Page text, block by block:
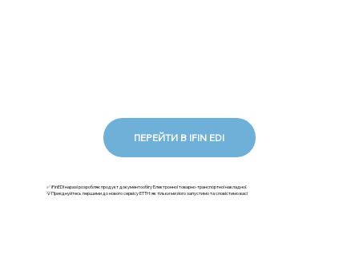
ПЕРЕЙТИ В IFIN EDI
✅ iFinEDI наразі розробляє продукт документообігу Електронної товарно-транспортної накладної.
💡Приєднуйтесь першими до нового сервісу ЕТТН: як тільки ми його запустимо та сповістимо вас!